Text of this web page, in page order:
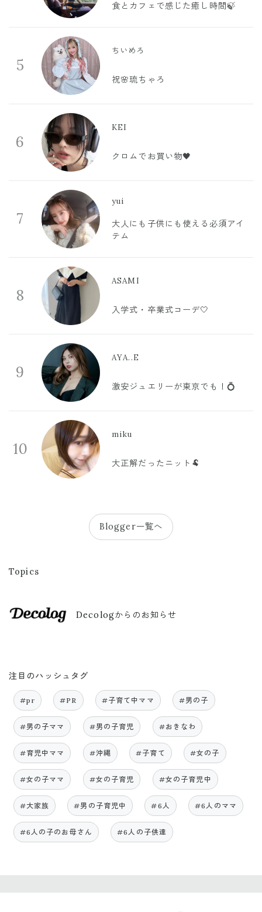
食とカフェで感じた癒し時間🍃
5
ちいめろ
祝🌸琉ちゃろ
6
KEI
クロムでお買い物🖤
7
yui
大人にも子供にも使える必須アイ
テム
8
ASAMI
入学式・卒業式コーデ🤍
9
AYA..E
激安ジュエリーが東京でも！💍
10
miku
大正解だったニット🐏
Blogger一覧へ
Topics
Decologからのお知らせ
注目のハッシュタグ
#pr #PR #子育て中ママ #男の子
#男の子ママ #男の子育児 #おきなわ
#育児中ママ #沖縄 #子育て #女の子
#女の子ママ #女の子育児 #女の子育児中
#大家族 #男の子育児中 #6人 #6人のママ
#6人の子のお母さん #6人の子供達